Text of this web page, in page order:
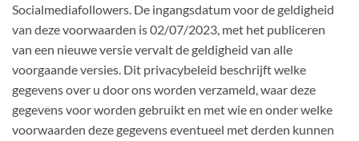
Socialmediafollowers. De ingangsdatum voor de geldigheid
van deze voorwaarden is 02/07/2023, met het publiceren
van een nieuwe versie vervalt de geldigheid van alle
voorgaande versies. Dit privacybeleid beschrijft welke
gegevens over u door ons worden verzameld, waar deze
gegevens voor worden gebruikt en met wie en onder welke
voorwaarden deze gegevens eventueel met derden kunnen